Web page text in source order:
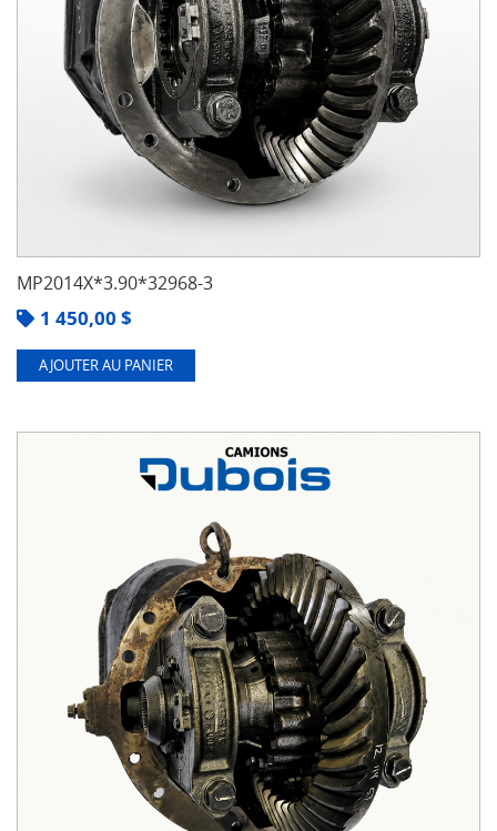
MP2014X*3.90*32968-3
1 450,00 $
AJOUTER AU PANIER